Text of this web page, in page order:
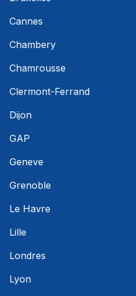
Cannes
Chambery
Chamrousse
Clermont-Ferrand
Dijon
GAP
Geneve
Grenoble
Le Havre
Lille
Londres
Lyon